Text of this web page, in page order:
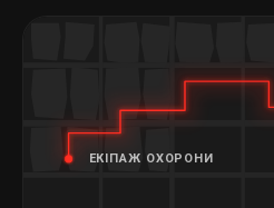
ЕКІПАЖ ОХОРОНИ